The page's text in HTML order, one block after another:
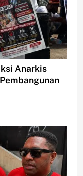
Anarkis